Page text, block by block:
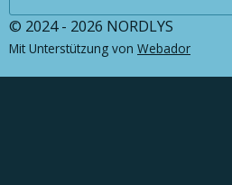
© 2024 - 2026 NORDLYS
Mit Unterstützung von Webador